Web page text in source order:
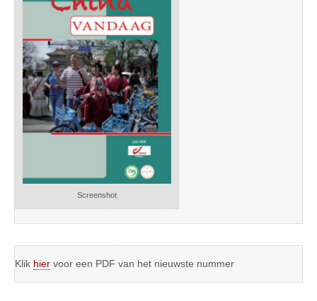
Screenshot
Klik hier voor een PDF van het nieuwste nummer